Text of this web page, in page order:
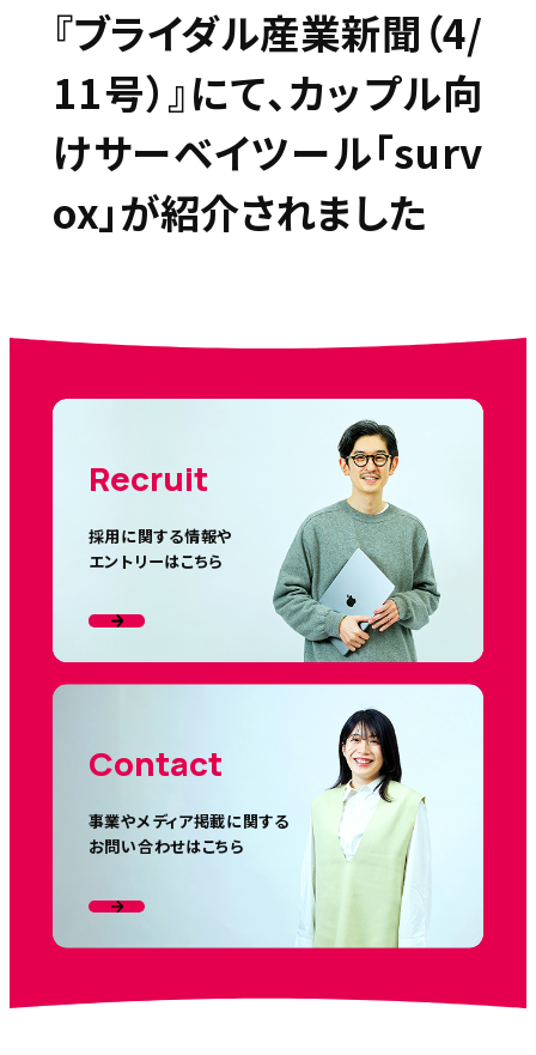
『ブライダル産業新聞（4/
11号）』にて、カップル向
けサーベイツール「surv
ox」が紹介されました
Recruit
採用に関する情報や
エントリーはこちら
Contact
事業やメディア掲載に関する
お問い合わせはこちら